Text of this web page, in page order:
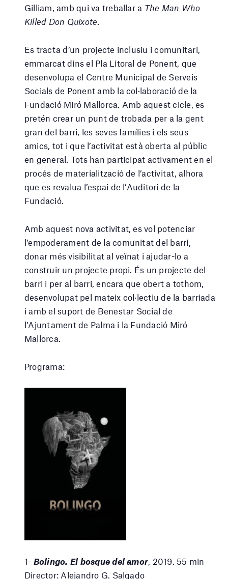
Gilliam, amb qui va treballar a The Man Who
Killed Don Quixote.
Es tracta d’un projecte inclusiu i comunitari,
emmarcat dins el Pla Litoral de Ponent, que
desenvolupa el Centre Municipal de Serveis
Socials de Ponent amb la col·laboració de la
Fundació Miró Mallorca. Amb aquest cicle, es
pretén crear un punt de trobada per a la gent
gran del barri, les seves famílies i els seus
amics, tot i que l’activitat està oberta al públic
en general. Tots han participat activament en el
procés de materialització de l’activitat, alhora
que es revalua l’espai de l’Auditori de la
Fundació.
Amb aquest nova activitat, es vol potenciar
l’empoderament de la comunitat del barri,
donar més visibilitat al veïnat i ajudar-lo a
construir un projecte propi. És un projecte del
barri i per al barri, encara que obert a tothom,
desenvolupat pel mateix col·lectiu de la barriada
i amb el suport de Benestar Social de
l’Ajuntament de Palma i la Fundació Miró
Mallorca.
Programa:
1- Bolingo. El bosque del amor, 2019. 55 min
Director: Alejandro G. Salgado